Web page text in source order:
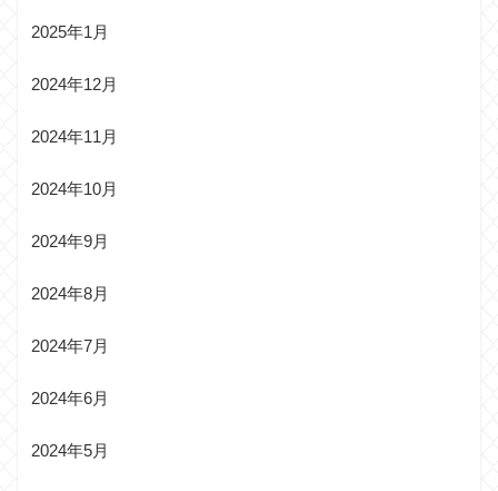
2025年1月
2024年12月
2024年11月
2024年10月
2024年9月
2024年8月
2024年7月
2024年6月
2024年5月